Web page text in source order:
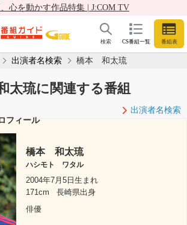
心を動かす作品特集 | J:COM TV
CS番組一覧 番組表
検索
出演者名検索 橋本 和太琉
琉に関連する番組
出演者名検索
フィール
橋本 和太琉
ハシモト ワタル
2004年7月5日生まれ
171cm
長崎県出身
俳優